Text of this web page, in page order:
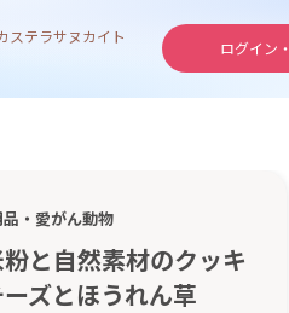
ログイン・
ステラサヌカイト
・愛がん動物
と自然素材のクッキ
ズとほうれん草